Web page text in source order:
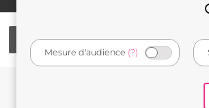
Mesure d'audience (?)